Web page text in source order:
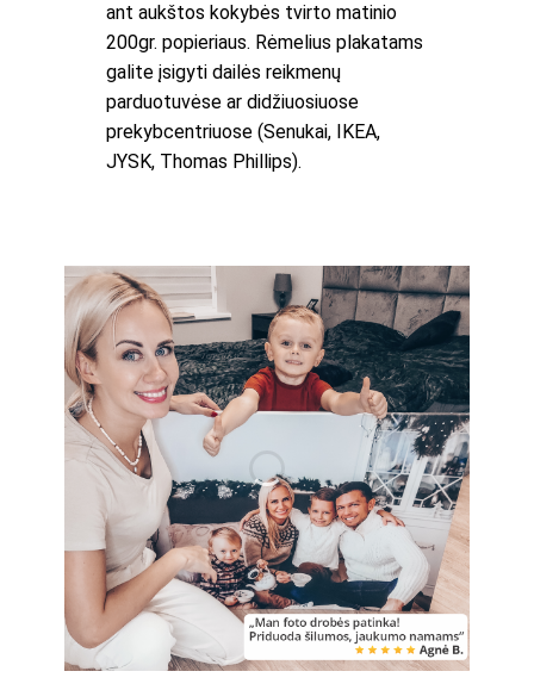
ant aukštos kokybės tvirto matinio
200gr. popieriaus. Rėmelius plakatams
galite įsigyti dailės reikmenų
parduotuvėse ar didžiuosiuose
prekybcentriuose (Senukai, IKEA,
JYSK, Thomas Phillips).